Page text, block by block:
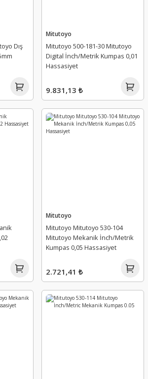
Dış
Mitutoyo
Mitutoyo 500-181-30 Mitutoyo
Digital İnch/Metrik Kumpas 0,01
Hassasiyet
9.831,13 ₺
Mitutoyo
Mitutoyo Mitutoyo 530-104
Mitutoyo Mekanik İnch/Metrik
Kumpas 0,05 Hassasiyet
2.721,41 ₺